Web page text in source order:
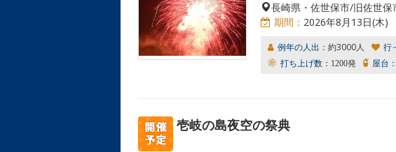
長崎県・佐世保市/旧佐世保
期間： 2026年8月13日(木)
例年の人出： 約3000人 行
打ち上げ数： 1200発 屋台：
壱岐の島夜空の祭典